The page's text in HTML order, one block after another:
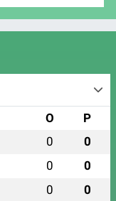
O P
0 0
0 0
0 0